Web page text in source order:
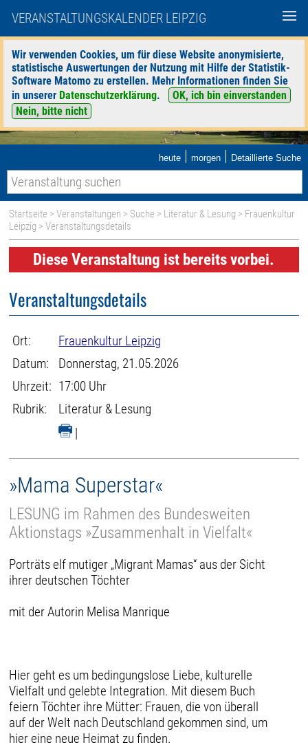
VERANSTALTUNGSKALENDER LEIPZIG
Wir verwenden Cookies, um für diese Website anonymisierte,
statistische Auswertungen der Nutzung mit Hilfe der Statistik-
Software Matomo zu erstellen. Mehr Informationen finden Sie
in unserer Datenschutzerklärung.
OK, ich bin einverstanden
Nein, bitte nicht
heute | morgen | Detaillierte Suche
Startseite >Veranstaltungen > Suche > Literatur & Lesung > Frauenkultur
Leipzig > Veranstaltungsdetails
Diese Veranstaltung ist bereits vorbei.
Veranstaltungsdetails
Ort:
Frauenkultur Leipzig
Datum:
Donnerstag, 21.05.2026
Uhrzeit: 17:00 Uhr
Rubrik:
Literatur & Lesung
|
»Mama Superstar«
LESUNG im Rahmen des Bundesweiten
Aktionstags »Zusammenhalt in Vielfalt«
Porträts elf mutiger „Migrant Mamas“ aus der Sicht
ihrer deutschen Töchter
mit der Autorin Melisa Manrique
Hier geht es um bedingungslose Liebe, kulturelle
Vielfalt und gelebte Integration. Mit diesem Buch
feiern Töchter ihre Mütter: Frauen, die von überall
auf der Welt nach Deutschland gekommen sind, um
hier eine neue Heimat zu finden.